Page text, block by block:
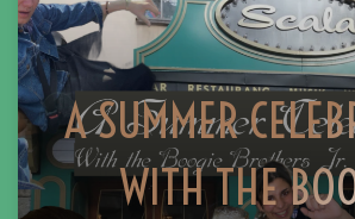
A SUMMER
WITH THE